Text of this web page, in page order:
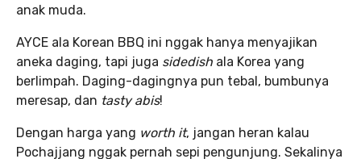
anak muda.
AYCE ala Korean BBQ ini nggak hanya menyajikan
aneka daging, tapi juga sidedish ala Korea yang
berlimpah. Daging-dagingnya pun tebal, bumbunya
meresap, dan tasty abis!
Dengan harga yang worth it, jangan heran kalau
Pochajjang nggak pernah sepi pengunjung. Sekalinya